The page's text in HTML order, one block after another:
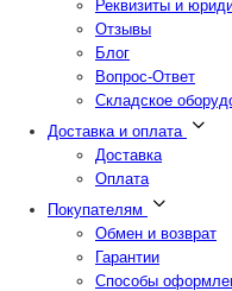
Реквизиты и
Отзывы
Блог
Вопрос-Ответ
Складское
Доставка и оплата
Доставка
Оплата
Покупателям
Обмен и возврат
Гарантии
Способы